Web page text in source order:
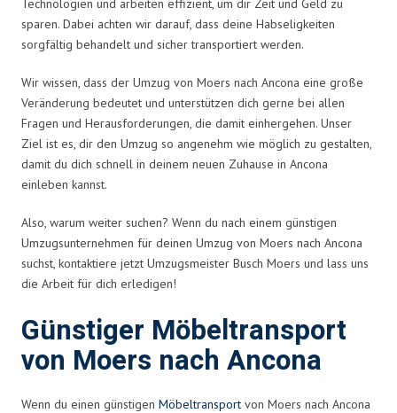
Technologien und arbeiten effizient, um dir Zeit und Geld zu
sparen. Dabei achten wir darauf, dass deine Habseligkeiten
sorgfältig behandelt und sicher transportiert werden.
Wir wissen, dass der Umzug von Moers nach Ancona eine große
Veränderung bedeutet und unterstützen dich gerne bei allen
Fragen und Herausforderungen, die damit einhergehen. Unser
Ziel ist es, dir den Umzug so angenehm wie möglich zu gestalten,
damit du dich schnell in deinem neuen Zuhause in Ancona
einleben kannst.
Also, warum weiter suchen? Wenn du nach einem günstigen
Umzugsunternehmen für deinen Umzug von Moers nach Ancona
suchst, kontaktiere jetzt Umzugsmeister Busch Moers und lass uns
die Arbeit für dich erledigen!
Günstiger Möbeltransport
von Moers nach Ancona
Wenn du einen günstigen Möbeltransport von Moers nach Ancona